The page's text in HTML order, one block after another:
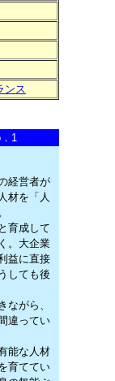
ンス
1
経営者が
材を「人
育成して
。大企業
益に直接
しても後
がら、
違ってい
能な人材
育ててい